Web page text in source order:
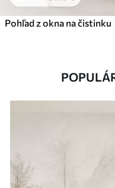
Pohľad z okna na čistinku